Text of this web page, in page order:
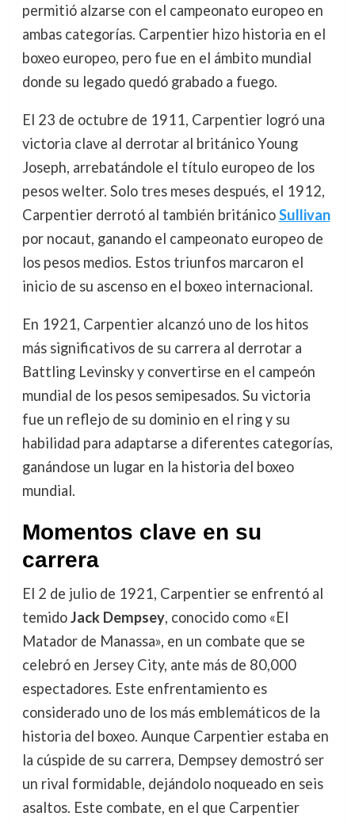
permitió alzarse con el campeonato europeo en
ambas categorías. Carpentier hizo historia en el
boxeo europeo, pero fue en el ámbito mundial
donde su legado quedó grabado a fuego.
El 23 de octubre de 1911, Carpentier logró una
victoria clave al derrotar al británico Young
Joseph, arrebatándole el título europeo de los
pesos welter. Solo tres meses después, el 1912,
Carpentier derrotó al también británicoSullivan
por nocaut, ganando el campeonato europeo de
los pesos medios. Estos triunfos marcaron el
inicio de su ascenso en el boxeo internacional.
En 1921, Carpentier alcanzó uno de los hitos
más significativos de su carrera al derrotar a
Battling Levinsky y convertirse en el campeón
mundial de los pesos semipesados. Su victoria
fue un reflejo de su dominio en el ring y su
habilidad para adaptarse a diferentes categorías,
ganándose un lugar en la historia del boxeo
mundial.
Momentos clave en su
carrera
El 2 de julio de 1921, Carpentier se enfrentó al
temidoJack Dempsey, conocido como «El
Matador de Manassa», en un combate que se
celebró en Jersey City, ante más de 80,000
espectadores. Este enfrentamiento es
considerado uno de los más emblemáticos de la
historia del boxeo. Aunque Carpentier estaba en
la cúspide de su carrera, Dempsey demostró ser
un rival formidable, dejándolo noqueado en seis
asaltos. Este combate, en el que Carpentier